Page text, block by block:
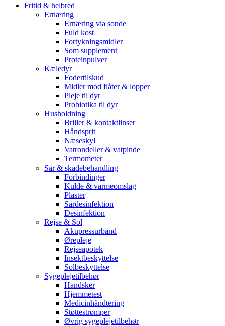
Fritid & helbred
Ernæring
Ernæring via sonde
Fuld kost
Fortykningsmidler
Som supplement
Proteinpulver
Kæledyr
Fodertilskud
Midler mod flåter & lopper
Pleje til dyr
Probiotika til dyr
Husholdning
Briller & kontaktlinser
Håndsprit
Næseskyl
Vatrondeller & vatpinde
Termometer
Sår & skadebehandling
Forbindinger
Kulde & varmeomslag
Plaster
Sårdesinfektion
Desinfektion
Rejse & Sol
Akupressurbånd
Ørepleje
Rejseapotek
Insektbeskyttelse
Solbeskyttelse
Sygeplejetilbehør
Handsker
Hjemmetest
Medicinhåndtering
Støttestrømper
Øvrig sygeplejetilbehør